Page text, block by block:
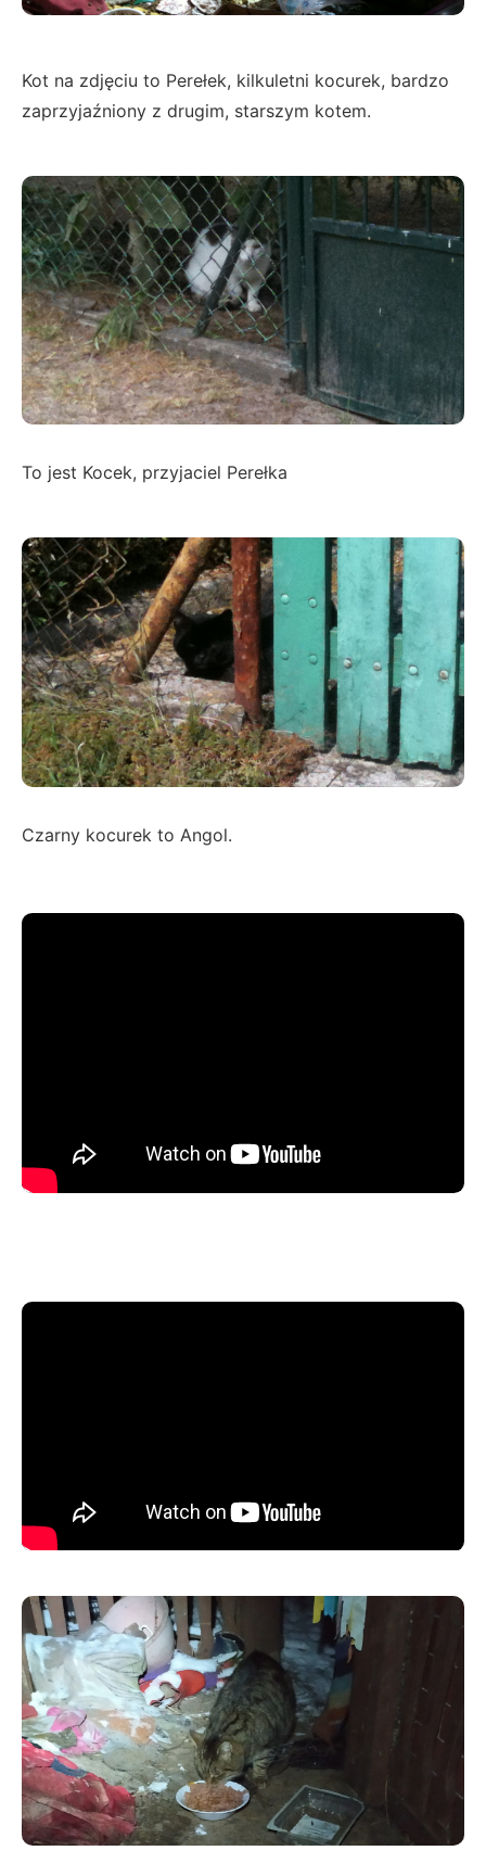
Kot na zdjęciu to Perełek, kilkuletni kocurek, bardzo
zaprzyjaźniony z drugim, starszym kotem.
To jest Kocek, przyjaciel Perełka
Czarny kocurek to Angol.